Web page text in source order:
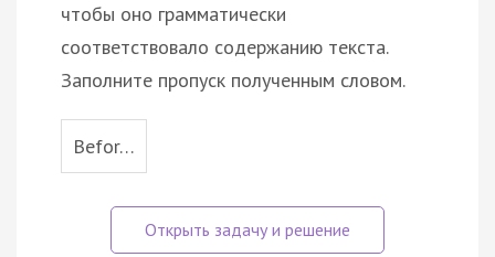
чтобы оно грамматически
соответствовало содержанию текста.
Заполните пропуск полученным словом.
Befor…